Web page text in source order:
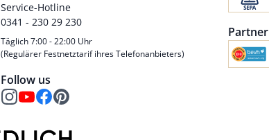
Service-Hotline
0341 - 230 29 230
Täglich 7:00 - 22:00 Uhr
(Regulärer Festnetztarif ihres Telefonanbieters)
Follow us
Partner